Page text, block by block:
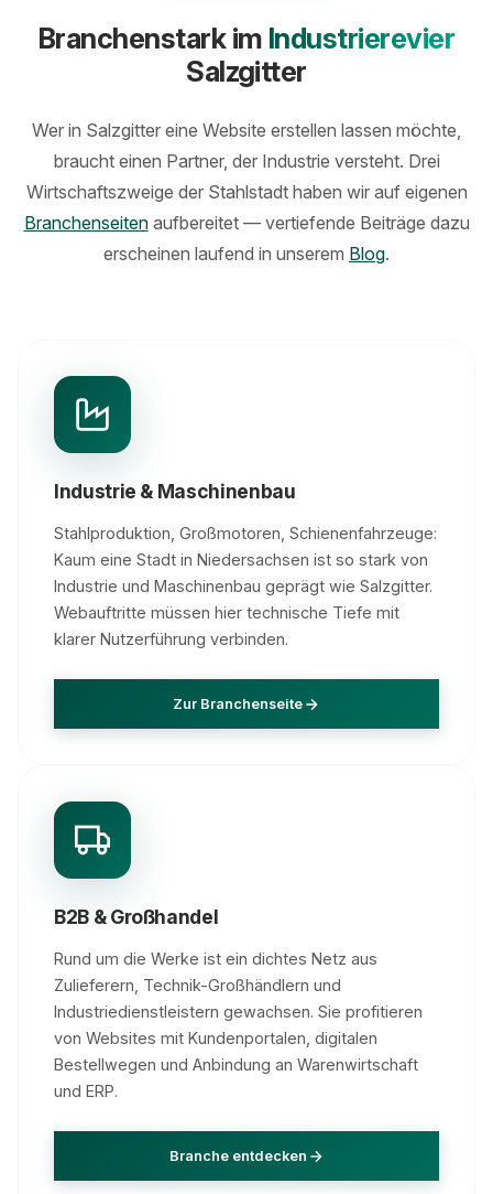
Branchenstark im Industrierevier
Salzgitter
Wer in Salzgitter eine Website erstellen lassen möchte,
braucht einen Partner, der Industrie versteht. Drei
Wirtschaftszweige der Stahlstadt haben wir auf eigenen
Branchenseitenaufbereitet — vertiefende Beiträge dazu
erscheinen laufend in unserem Blog.
Industrie & Maschinenbau
Stahlproduktion, Großmotoren, Schienenfahrzeuge:
Kaum eine Stadt in Niedersachsen ist so stark von
Industrie und Maschinenbau geprägt wie Salzgitter.
Webauftritte müssen hier technische Tiefe mit
klarer Nutzerführung verbinden.
Zur Branchenseite
B2B & Großhandel
Rund um die Werke ist ein dichtes Netz aus
Zulieferern, Technik-Großhändlern und
Industriedienstleistern gewachsen. Sie profitieren
von Websites mit Kundenportalen, digitalen
Bestellwegen und Anbindung an Warenwirtschaft
und ERP.
Branche entdecken